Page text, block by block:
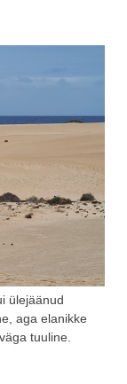
ülejäänud
aga elanikke
tuuline.